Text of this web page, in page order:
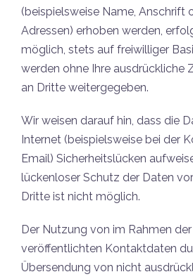
(beispielsweise Name, Anschrift
Adressen) erhoben werden,
möglich, stets auf freiwilliger
werden ohne Ihre ausdrückliche
an Dritte weitergegeben.
Wir weisen darauf hin, dass die
Internet (beispielsweise bei der
Email) Sicherheitslücken
lückenloser Schutz der Daten
Dritte ist nicht möglich.
Der Nutzung von im Rahmen
veröffentlichten Kontaktdaten
Übersendung von nicht